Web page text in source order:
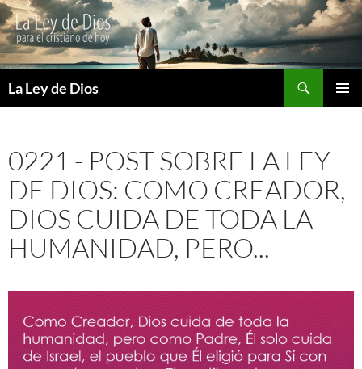
La Ley de Dios
0221 - POST SOBRE LA LEY
DE DIOS: COMO CREADOR,
DIOS CUIDA DE TODA LA
HUMANIDAD, PERO...